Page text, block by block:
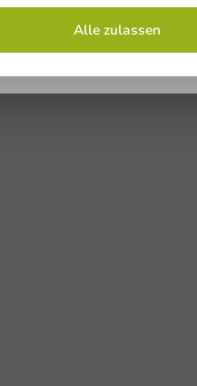
Alle zulassen
denAllgemeinen
einverstanden